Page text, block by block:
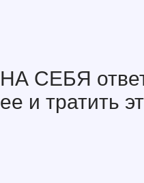
НА СЕБЯ
ее и тратить